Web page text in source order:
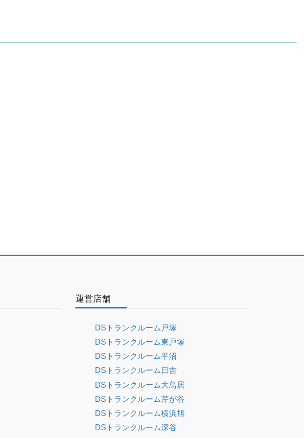
運営店舗
DSトランクルーム戸塚
DSトランクルーム東戸塚
DSトランクルーム平沼
DSトランクルーム日吉
DSトランクルーム大鳥居
DSトランクルーム芹が谷
DSトランクルーム横浜旭
DSトランクルーム深谷